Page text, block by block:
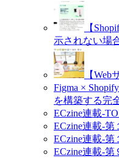
【
示されない場
【
Figma ×
を構築する完
ECzine連載-
ECzine連載-
ECzine連載-
ECzine連載-第